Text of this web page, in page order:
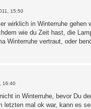
15:50
wirklich in Winterruhe gehen
wie du Zeit hast, die
Winterruhe vertraut, oder
16:40
in Winterruhe, bevor Du
letzten mal ok war, kann es